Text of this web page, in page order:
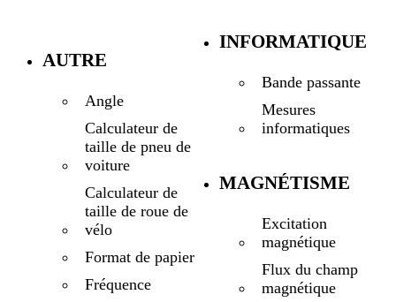
AUTRE
Angle
Calculateur de
taille de pneu de
voiture
Calculateur de
taille de roue de
vélo
Format de papier
Fréquence
INFORMATIQUE
Bande passante
Mesures
informatiques
MAGNÉTISME
Excitation
magnétique
Flux du champ
magnétique